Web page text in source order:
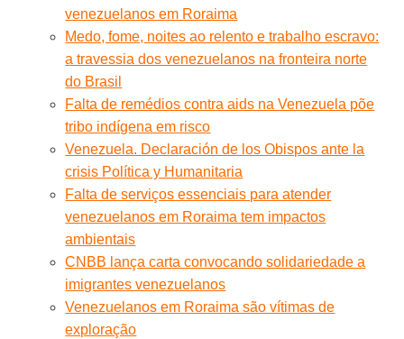
venezuelanos em Roraima
Medo, fome, noites ao relento e trabalho escravo:
a travessia dos venezuelanos na fronteira norte
do Brasil
Falta de remédios contra aids na Venezuela põe
tribo indígena em risco
Venezuela. Declaración de los Obispos ante la
crisis Política y Humanitaria
Falta de serviços essenciais para atender
venezuelanos em Roraima tem impactos
ambientais
CNBB lança carta convocando solidariedade a
imigrantes venezuelanos
Venezuelanos em Roraima são vítimas de
exploração